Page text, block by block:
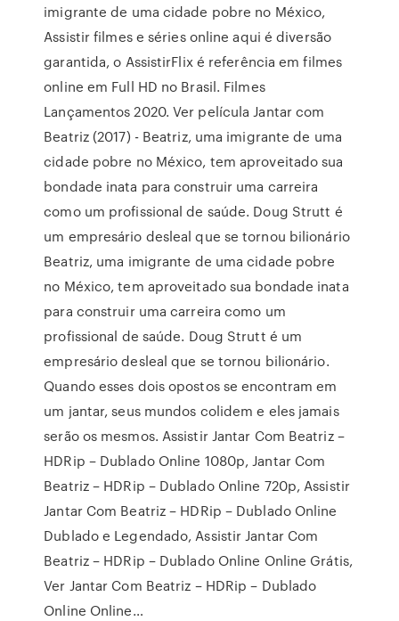
imigrante de uma cidade pobre no México,
Assistir filmes e séries online aqui é diversão
garantida, o AssistirFlix é referência em filmes
online em Full HD no Brasil. Filmes
Lançamentos 2020. Ver película Jantar com
Beatriz (2017) - Beatriz, uma imigrante de uma
cidade pobre no México, tem aproveitado sua
bondade inata para construir uma carreira
como um profissional de saúde. Doug Strutt é
um empresário desleal que se tornou bilionário
Beatriz, uma imigrante de uma cidade pobre
no México, tem aproveitado sua bondade inata
para construir uma carreira como um
profissional de saúde. Doug Strutt é um
empresário desleal que se tornou bilionário.
Quando esses dois opostos se encontram em
um jantar, seus mundos colidem e eles jamais
serão os mesmos. Assistir Jantar Com Beatriz –
HDRip – Dublado Online 1080p, Jantar Com
Beatriz – HDRip – Dublado Online 720p, Assistir
Jantar Com Beatriz – HDRip – Dublado Online
Dublado e Legendado, Assistir Jantar Com
Beatriz – HDRip – Dublado Online Online Grátis,
Ver Jantar Com Beatriz – HDRip – Dublado
Online Online…